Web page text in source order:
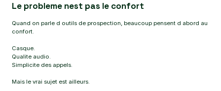
Le probleme nest pas le confort
Quand on parle d outils de prospection, beaucoup pensent d abord au
confort.
Casque.
Qualite audio.
Simplicite des appels.
Mais le vrai sujet est ailleurs.